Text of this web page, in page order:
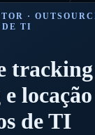
·
DE TI
de TI